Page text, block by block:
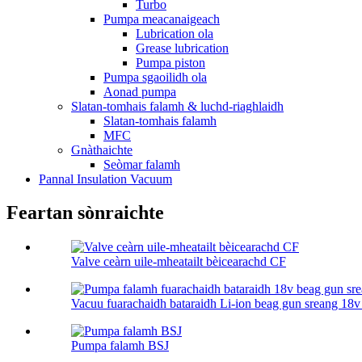
Turbo
Pumpa meacanaigeach
Lubrication ola
Grease lubrication
Pumpa piston
Pumpa sgaoilidh ola
Aonad pumpa
Slatan-tomhais falamh & luchd-riaghlaidh
Slatan-tomhais falamh
MFC
Gnàthaichte
Seòmar falamh
Pannal Insulation Vacuum
Feartan sònraichte
Valve ceàrn uile-mheatailt bèicearachd CF
Vacuu fuarachaidh bataraidh Li-ion beag gun sreang
Pumpa falamh BSJ